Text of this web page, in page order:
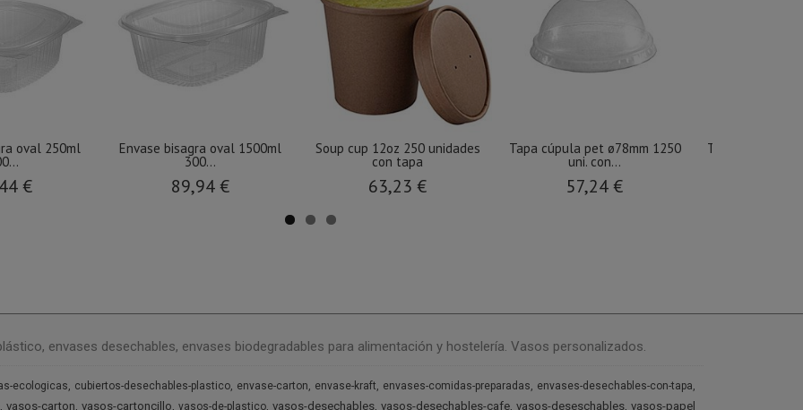
oval 250ml
€
Envase bisagra oval 1500ml
300...
89,94 €
Soup cup 12oz 250 unidades
con tapa
63,23 €
Tapa cúpula pet ø78mm 1250
uni. con...
57,24 €
Tapa tarrina
envases desechables, envases biodegradables para alimentación y hostelería. Vasos personalizados.
ecologicas cubiertos-desechables-plastico envase-carton envase-kraft envases-comidas-preparadas
envases-desechables-con-tapa
vasos-carton vasos-cartoncillo vasos-de-plastico vasos-desechables vasos-desechables-cafe vasos-deseschables vasos-papel